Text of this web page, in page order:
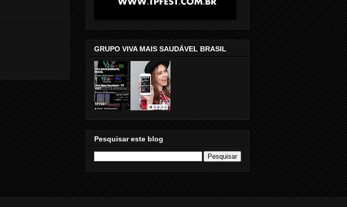
GRUPO VIVA MAIS SAUDÁVEL BRASIL
Pesquisar este blog